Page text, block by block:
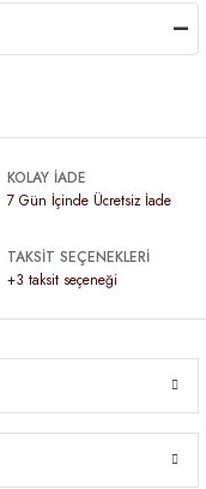
KOLAY İADE
7 Gün İçinde Ücretsiz İade
TAKSİT SEÇENEKLERİ
+3 taksit seçeneği